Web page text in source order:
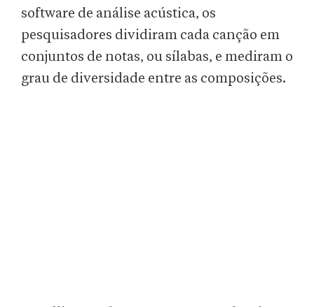
software de análise acústica, os
pesquisadores dividiram cada canção em
conjuntos de notas, ou sílabas, e mediram o
grau de diversidade entre as composições.